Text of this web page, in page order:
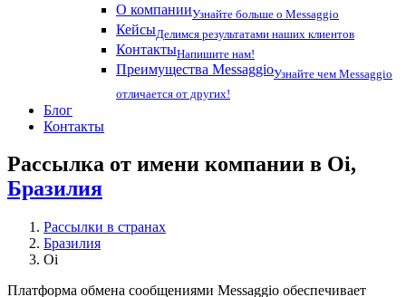
О компанииУзнайте больше о Messaggio
КейсыДелимся результатами наших клиентов
КонтактыНапишите нам!
Преимущества MessaggioУзнайте чем Messaggio
отличается от других!
Блог
Контакты
Рассылка от имени компании в Oi,
Бразилия
Рассылки в странах
Бразилия
Oi
Платформа обмена сообщениями Messaggio обеспечивает